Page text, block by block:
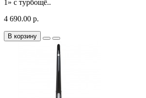
1» с турбощё..
4 690.00 р.
В корзину